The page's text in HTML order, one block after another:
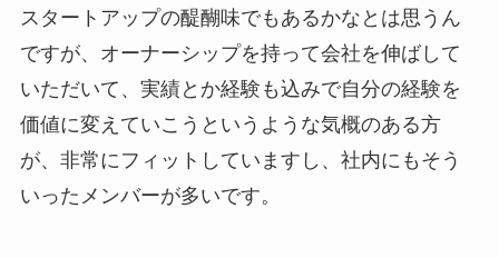
スタートアップの醍醐味でもあるかなとは思うん
ですが、オーナーシップを持って会社を伸ばして
いただいて、実績とか経験も込みで自分の経験を
価値に変えていこうというような気概のある方
が、非常にフィットしていますし、社内にもそう
いったメンバーが多いです。